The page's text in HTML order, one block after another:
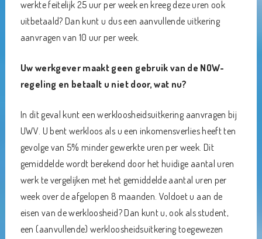
werkte feitelijk 25 uur per week en kreeg deze uren ook
uitbetaald? Dan kunt u dus een aanvullende uitkering
aanvragen van 10 uur per week.
Uw werkgever maakt geen gebruik van de NOW-
regeling en betaalt u niet door, wat nu?
In dit geval kunt een werkloosheidsuitkering aanvragen bij
UWV. U bent werkloos als u een inkomensverlies heeft ten
gevolge van 5% minder gewerkte uren per week. Dit
gemiddelde wordt berekend door het huidige aantal uren
werk te vergelijken met het gemiddelde aantal uren per
week over de afgelopen 8 maanden. Voldoet u aan de
eisen van de werkloosheid? Dan kunt u, ook als student,
een (aanvullende) werkloosheidsuitkering toegewezen